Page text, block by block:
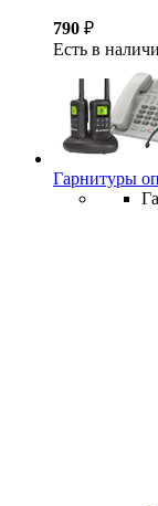
790 ₽
Есть в
Гарнитуры